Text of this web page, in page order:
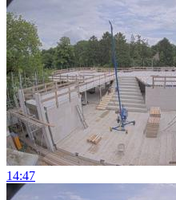
14:47